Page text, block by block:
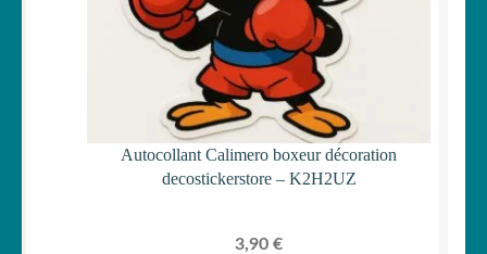
Autocollant Calimero boxeur décoration
decostickerstore – K2H2UZ
3,90 €